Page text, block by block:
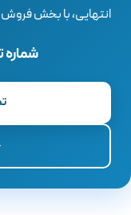
انتهایی، با بخش